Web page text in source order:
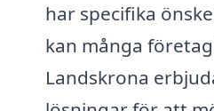
har specifika
kan många
Landskrona